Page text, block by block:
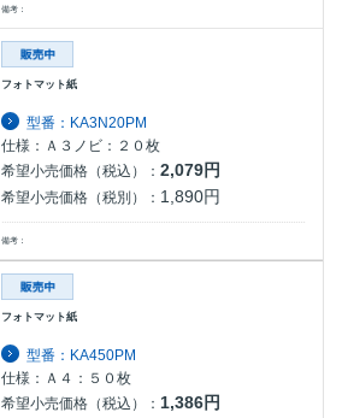
備考：
フォトマット紙
型番：KA3N20PM
仕様：Ａ３ノビ：２０枚
希望小売価格（税込）： 2,079円
希望小売価格（税別）： 1,890円
備考：
フォトマット紙
型番：KA450PM
仕様：Ａ４：５０枚
希望小売価格（税込）：1,386円